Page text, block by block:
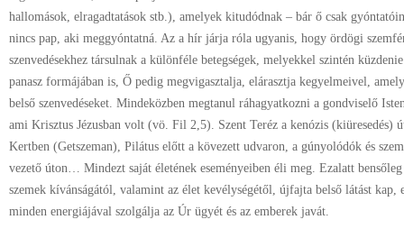
hallomások, elragadtatások stb.), amelyek kitudódnak – bár ő csak
nincs pap, aki meggyóntatná. Az a hír járja róla ugyanis, hogy ördögi
szenvedésekhez társulnak a különféle betegségek, melyekkel szintén
panasz formájában is, Ő pedig megvigasztalja, elárasztja kegyelmeivel,
belső szenvedéseket. Mindeközben megtanul ráhagyatkozni a gondviselő
ami Krisztus Jézusban volt (vö. Fil 2,5). Szent Teréz a kenózis (kiüresedés)
Kertben (Getszeman), Pilátus előtt a kövezett udvaron, a gúnyolódók és
vezető úton… Mindezt saját életének eseményeiben éli meg. Ezalatt
szemek kívánságától, valamint az élet kevélységétől, újfajta belső látást kap,
minden energiájával szolgálja az Úr ügyét és az emberek javát.